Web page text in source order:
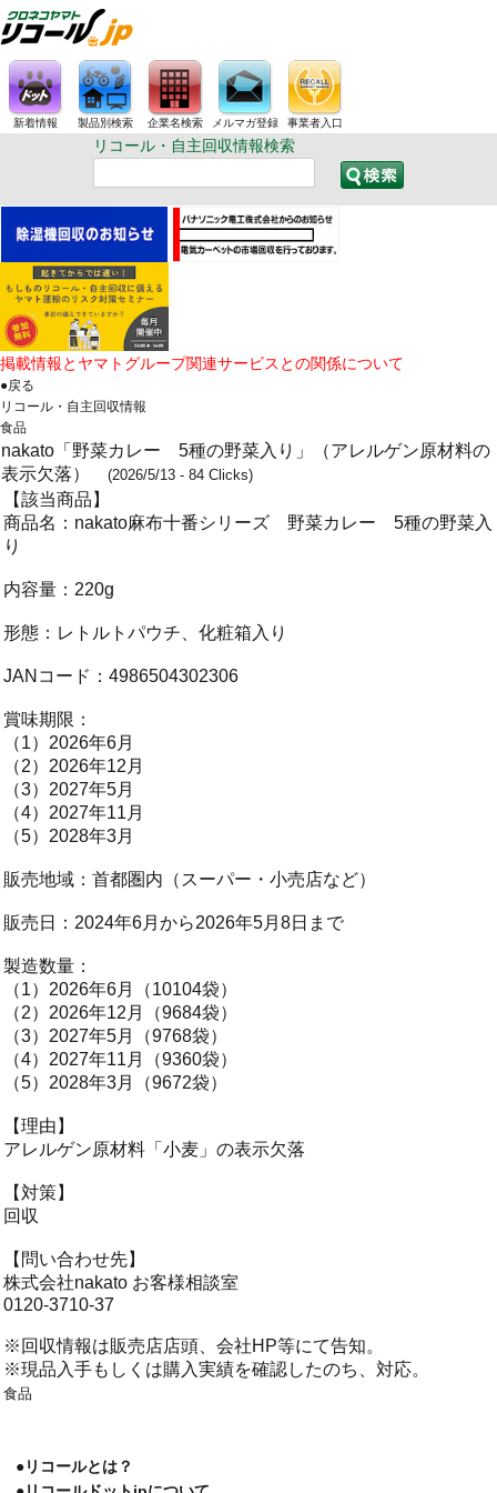
新着情報 製品別検索 企業名検索 メルマガ登録 事業者入口
リコール・自主回収情報検索
掲載情報とヤマトグループ関連サービスとの関係について
●戻る
リコール・自主回収情報
食品
nakato「野菜カレー 5種の野菜入り」（アレルゲン原材料の
表示欠落）
(2026/5/13 - 84 Clicks)
【該当商品】
商品名：nakato麻布十番シリーズ 野菜カレー 5種の野菜入
り
内容量：220g
形態：レトルトパウチ、化粧箱入り
JANコード：4986504302306
賞味期限：
（1）2026年6月
（2）2026年12月
（3）2027年5月
（4）2027年11月
（5）2028年3月
販売地域：首都圏内（スーパー・小売店など）
販売日：2024年6月から2026年5月8日まで
製造数量：
（1）2026年6月（10104袋）
（2）2026年12月（9684袋）
（3）2027年5月（9768袋）
（4）2027年11月（9360袋）
（5）2028年3月（9672袋）
【理由】
アレルゲン原材料「小麦」の表示欠落
【対策】
回収
【問い合わせ先】
株式会社nakato お客様相談室
0120-3710-37
※回収情報は販売店店頭、会社HP等にて告知。
※現品入手もしくは購入実績を確認したのち、対応。
食品
●リコールとは？